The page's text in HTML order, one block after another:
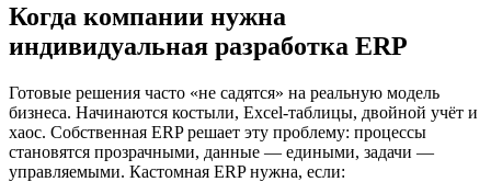
Когда компании нужна
индивидуальная разработка ERP
Готовые решения часто «не садятся» на реальную модель
бизнеса. Начинаются костыли, Excel-таблицы, двойной учёт и
хаос. Собственная ERP решает эту проблему: процессы
становятся прозрачными, данные — едиными, задачи —
управляемыми. Кастомная ERP нужна, если: